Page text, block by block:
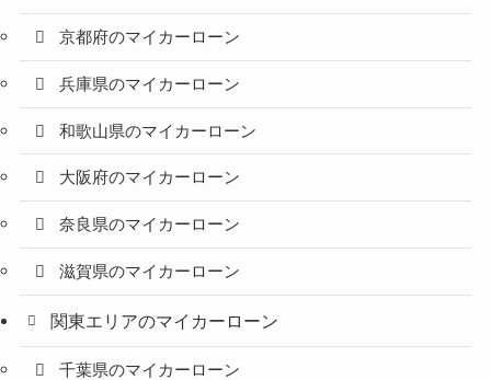
京都府のマイカーローン
兵庫県のマイカーローン
和歌山県のマイカーローン
大阪府のマイカーローン
奈良県のマイカーローン
滋賀県のマイカーローン
関東エリアのマイカーローン
千葉県のマイカーローン